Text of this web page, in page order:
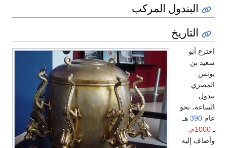
البندول المركب
التاريخ
اخترع أبو
سعيد بن
يونس
المصري
بندول
الساعة، نحو
عام 390 هـ
ـ 1000م
وأضاف إليه